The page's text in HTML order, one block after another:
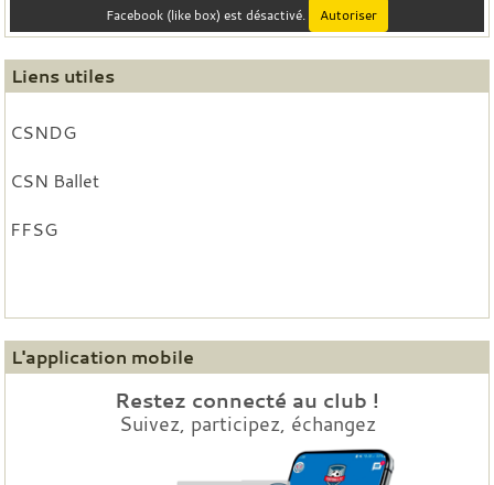
Facebook (like box) est désactivé. Autoriser
Liens utiles
CSNDG
CSN Ballet
FFSG
L'application mobile
Restez connecté au club !
Suivez, participez, échangez